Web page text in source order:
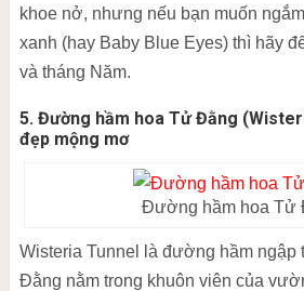
khoe nở, nhưng nếu bạn muốn
xanh (hay Baby Blue Eyes) thì hãy
và tháng Năm.
5. Đường hầm hoa Tử Đằng
đẹp mộng mơ
Đường hầm hoa Tử
Wisteria Tunnel là đường hầm ngập
Đằng nằm trong khuôn viên của